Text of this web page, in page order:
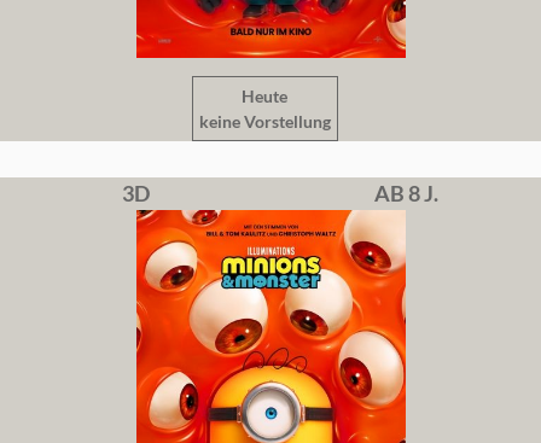
Heute
keine Vorstellung
3D AB 8 J.